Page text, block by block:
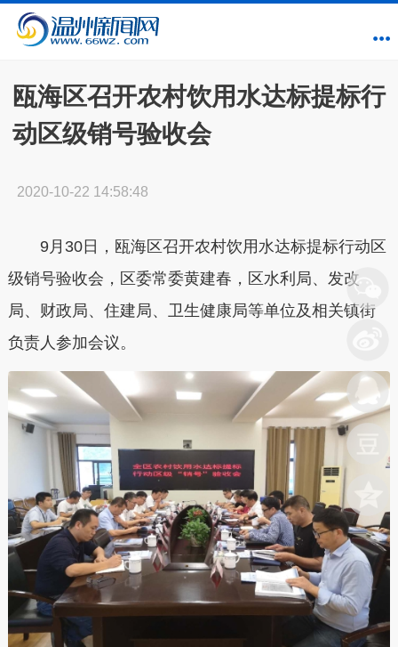
瓯海区召开农村饮用水达标提标行
动区级销号验收会
2020-10-22 14:58:48
9月30日，瓯海区召开农村饮用水达标提标行动区
级销号验收会，区委常委黄建春，区水利局、发改
局、财政局、住建局、卫生健康局等单位及相关镇街
负责人参加会议。